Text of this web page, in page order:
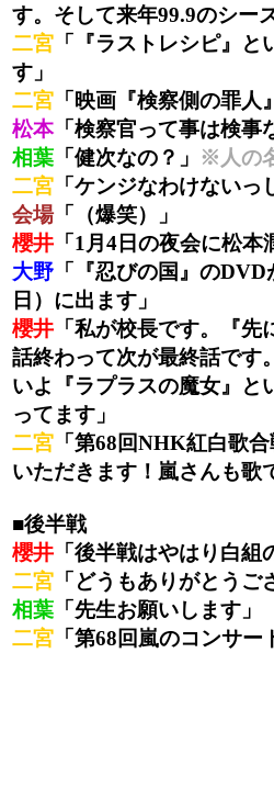
す。そして来年99.9のシー
二宮 「『ラストレシピ』
す」
二宮 「映画『検察側の罪人
松本「検察官って事は検事
相葉 「健次なの？」 ※人の
二宮 「ケンジなわけないっ
会場「（爆笑）」
櫻井 「1月4日の夜会に松本
大野 「『忍びの国』の
日）に出ます」
櫻井 「私が校長です。『
話終わって次が最終話です
いよ『ラプラスの魔女』と
ってます」
二宮 「第68回NHK紅白歌
いただきます！嵐さんも歌
■後半戦
櫻井 「後半戦はやはり白組
二宮 「どうもありがとうご
相葉 「先生お願いします」
二宮 「第68回嵐のコンサー